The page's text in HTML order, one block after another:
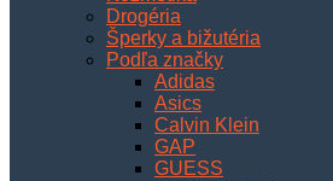
Drogéria
Šperky a bižutéria
Podľa značky
Adidas
Asics
Calvin Klein
GAP
GUESS